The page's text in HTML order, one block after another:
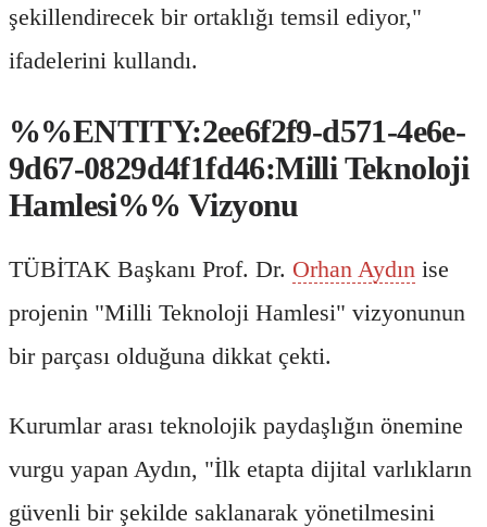
şekillendirecek bir ortaklığı temsil ediyor,"
ifadelerini kullandı.
%%ENTITY:2ee6f2f9-d571-4e6e-
9d67-0829d4f1fd46:Milli Teknoloji
Hamlesi%% Vizyonu
TÜBİTAK Başkanı Prof. Dr. Orhan Aydın ise
projenin "Milli Teknoloji Hamlesi" vizyonunun
bir parçası olduğuna dikkat çekti.
Kurumlar arası teknolojik paydaşlığın önemine
vurgu yapan Aydın, "İlk etapta dijital varlıkların
güvenli bir şekilde saklanarak yönetilmesini